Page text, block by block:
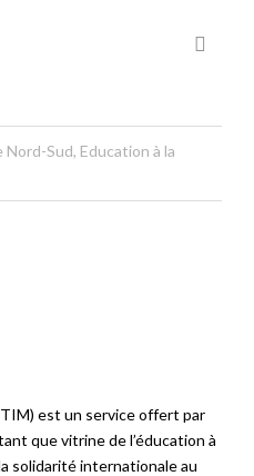
Nord-Sud, Education à la
est un service offert par
que vitrine de l’éducation à
solidarité internationale au